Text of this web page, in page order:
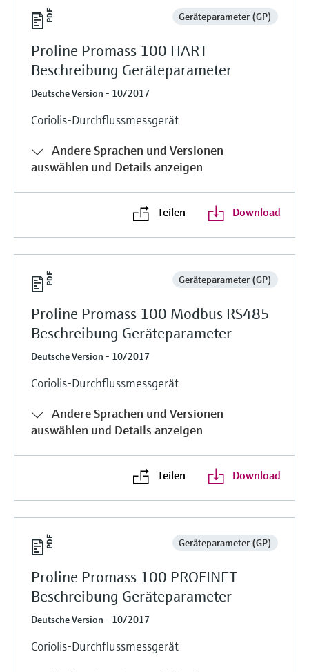
Geräteparameter (GP)
Proline Promass 100 HART
Beschreibung Geräteparameter
Deutsche Version - 10/2017
Coriolis-Durchflussmessgerät
Andere Sprachen und Versionen
auswählen und Details anzeigen
Teilen Download
Geräteparameter (GP)
Proline Promass 100 Modbus RS485
Beschreibung Geräteparameter
Deutsche Version - 10/2017
Coriolis-Durchflussmessgerät
Andere Sprachen und Versionen
auswählen und Details anzeigen
Teilen Download
Geräteparameter (GP)
Proline Promass 100 PROFINET
Beschreibung Geräteparameter
Deutsche Version - 10/2017
Coriolis-Durchflussmessgerät